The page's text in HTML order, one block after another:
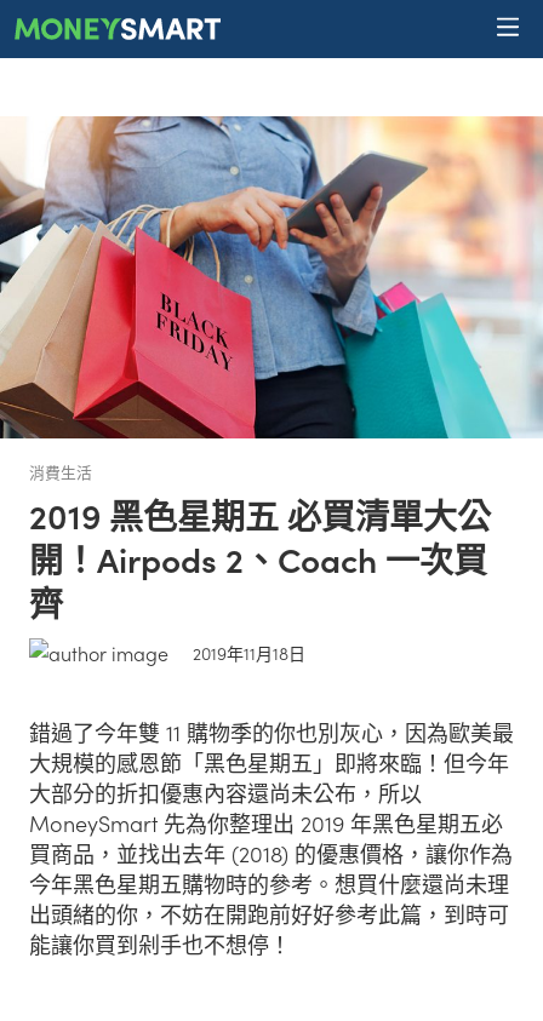
消費生活
2019 黑色星期五 必買清單大公
開！Airpods 2、Coach 一次買
齊
2019年11月18日
錯過了今年雙 11 購物季的你也別灰心，因為歐美最
大規模的感恩節「黑色星期五」即將來臨！但今年
大部分的折扣優惠內容還尚未公布，所以
MoneySmart 先為你整理出 2019 年黑色星期五必
買商品，並找出去年 (2018) 的優惠價格，讓你作為
今年黑色星期五購物時的參考。想買什麼還尚未理
出頭緒的你，不妨在開跑前好好參考此篇，到時可
能讓你買到剁手也不想停！